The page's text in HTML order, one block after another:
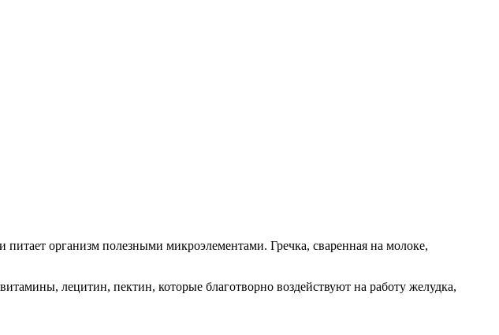
организм полезными микроэлементами. Гречка, сваренная на молоке,
лецитин, пектин, которые благотворно воздействуют на работу желудка,